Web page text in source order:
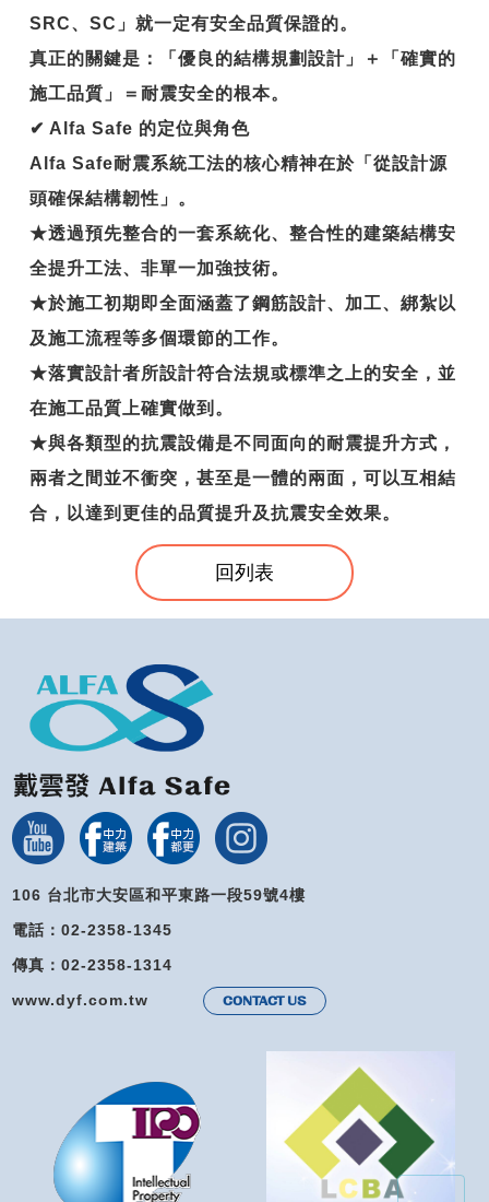
SRC、SC」就一定有安全品質保證的。
真正的關鍵是：
「優良的結構規劃設計」＋「確實的
施工品質」＝耐震安全的根本。
✔ Alfa Safe 的定位與角色
Alfa Safe耐震系統工法的核心精神在於「從設計源
頭確保結構韌性」。
★透過預先整合的一套系統化、整合性的建築結構安
全提升工法、非單一加強技術。
★於施工初期即全面涵蓋了鋼筋設計、加工、綁紮以
及施工流程等多個環節的工作。
★落實設計者所設計符合法規或標準之上的安全，並
在施工品質上確實做到。
★與各類型的抗震設備是不同面向的耐震提升方式，
兩者之間並不衝突，甚至是一體的兩面，可以互相結
合，以達到更佳的品質提升及抗震安全效果。
回列表
106 台北市大安區和平東路一段59號4樓
電話：02-2358-1345
傳真：02-2358-1314
www.dyf.com.tw
CONTACT US